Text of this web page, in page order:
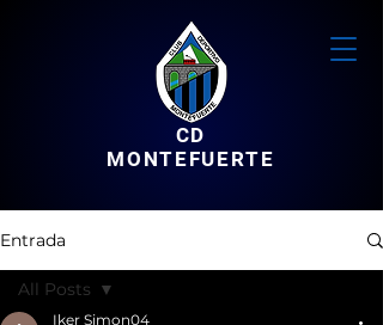
CD
MONTEFUERTE
Entrada
All Posts
Iker Simon04